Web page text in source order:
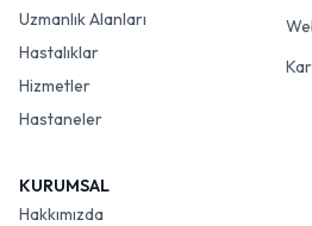
Uzmanlık Alanları
Hastalıklar
Hizmetler
Hastaneler
KURUMSAL
Hakkımızda